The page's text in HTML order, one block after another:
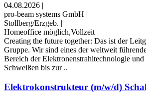
04.08.2026 |
pro-beam systems GmbH |
Stollberg/Erzgeb. |
Homeoffice möglich,Vollzeit
Creating the future together: Das ist der
Gruppe. Wir sind eines der weltweit
Bereich der Elektronenstrahltechnologie
Schweißen bis zur ..
Elektrokonstrukteur (m/w/d)